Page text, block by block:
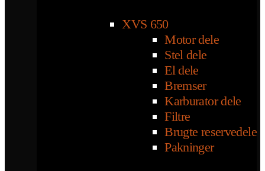
XVS 650
Motor dele
Stel dele
El dele
Bremser
Karburator dele
Filtre
Brugte reservedele
Pakninger